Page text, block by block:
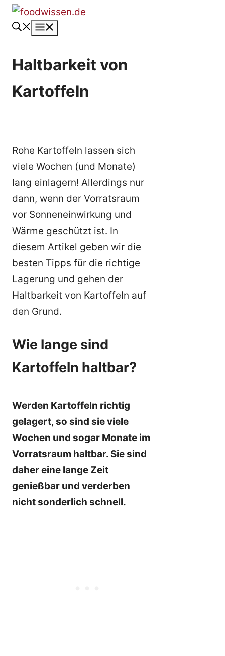
Zum
Inhalt
Haltbarkeit von
Kartoffeln
Rohe Kartoffeln lassen sich
viele Wochen (und Monate)
lang einlagern! Allerdings nur
dann, wenn der Vorratsraum
vor Sonneneinwirkung und
Wärme geschützt ist. In
diesem Artikel geben wir die
besten Tipps für die richtige
Lagerung und gehen der
Haltbarkeit von Kartoffeln auf
den Grund.
Wie lange sind
Kartoffeln haltbar?
Werden Kartoffeln richtig
gelagert, so sind sie viele
Wochen und sogar Monate im
Vorratsraum haltbar. Sie sind
daher eine lange Zeit
genießbar und verderben
nicht sonderlich schnell.